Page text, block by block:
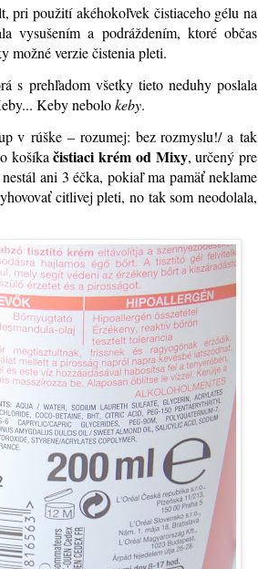
pri použití akéhokoľvek čistiaceho gélu na
vysušením a podráždením, ktoré občas
možné verzie čistenia pleti.
s prehľadom všetky tieto neduhy poslala
Keby nebolokeby.
v rúške – rozumej: bez rozmyslu!/ a tak
košíkačistiaci krém od Mixy, určený pre
ani 3 éčka, pokiaľ ma pamäť neklame
citlivej pleti, no tak som neodolala,